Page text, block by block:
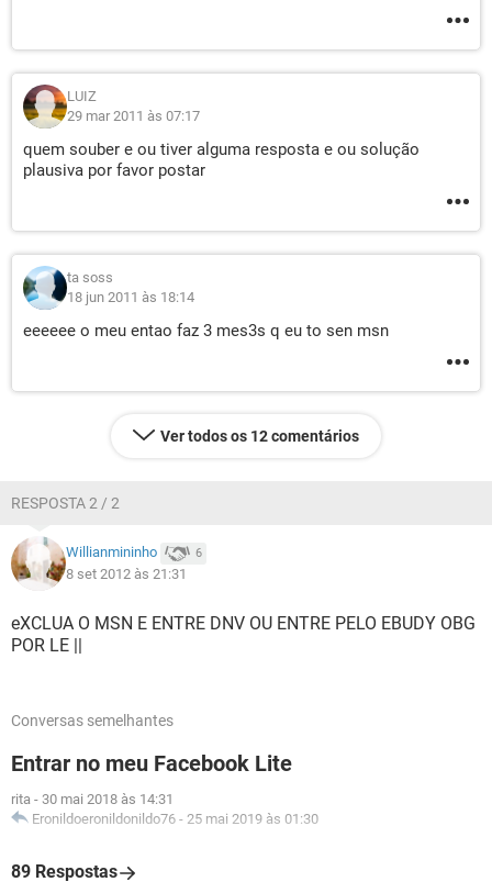
LUIZ
29 mar 2011 às 07:17
quem souber e ou tiver alguma resposta e ou solução
plausiva por favor postar
ta soss
18 jun 2011 às 18:14
eeeeee o meu entao faz 3 mes3s q eu to sen msn
Ver todos os 12 comentários
RESPOSTA 2 / 2
Willianmininho 6
8 set 2012 às 21:31
eXCLUA O MSN E ENTRE DNV OU ENTRE PELO EBUDY OBG
POR LE ||
Conversas semelhantes
Entrar no meu Facebook Lite
rita - 30 mai 2018 às 14:31
Eronildoeronildonildo76 - 25 mai 2019 às 01:30
89 Respostas